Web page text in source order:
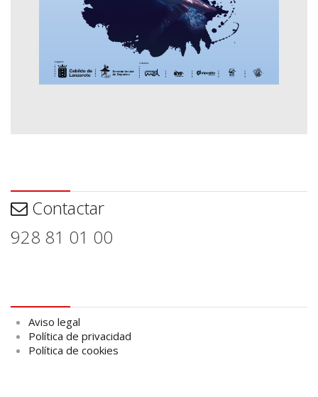
Contactar
928 81 01 00
Aviso legal
Política de privacidad
Política de cookies